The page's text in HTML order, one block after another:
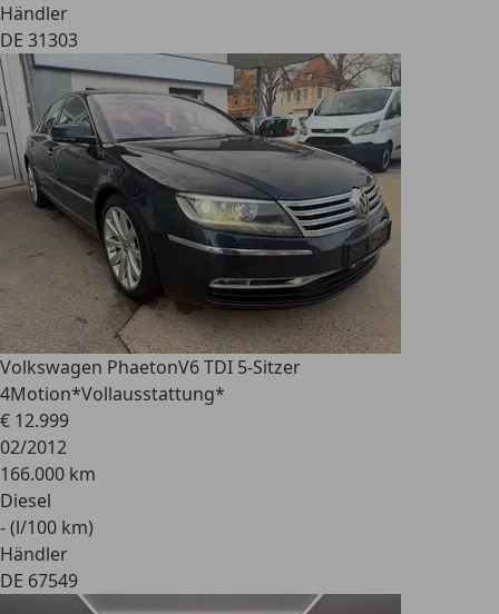
Händler
DE 31303
Volkswagen PhaetonV6 TDI 5-Sitzer
4Motion*Vollausstattung*
€ 12.999
02/2012
166.000 km
Diesel
- (l/100 km)
Händler
DE 67549